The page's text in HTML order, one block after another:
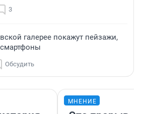
3
галерее покажут пейзажи,
Обсудить
МНЕНИЕ